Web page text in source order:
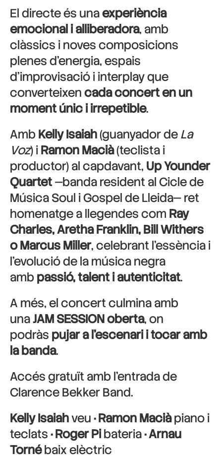
El directe és unaexperiència
emocional i alliberadora, amb
clàssics i noves composicions
plenes d’energia, espais
d’improvisació i interplay que
converteixencada concert en un
moment únic i irrepetible.
AmbKelly Isaiah(guanyador deLa
Voz) iRamon Macià(teclista i
productor) al capdavant, Up Younder
Quartet—banda resident al Cicle de
Música Soul i Gospel de Lleida— ret
homenatge a llegendes com Ray
Charles, Aretha Franklin, Bill Withers
o Marcus Miller, celebrant l’essència i
l’evolució de la música negra
ambpassió, talent i autenticitat.
A més, el concert culmina amb
unaJAM SESSION oberta, on
podràs pujar a l’escenari i tocar amb
la banda.
Accés gratuït amb l’entrada de
Clarence Bekker Band.
Kelly Isaiahveu· Ramon Maciàpiano i
teclats· Roger Pibateria· Arnau
Tornébaix elèctric